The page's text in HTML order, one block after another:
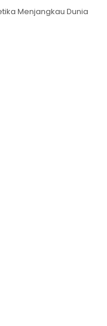
Menjangkau Dunia